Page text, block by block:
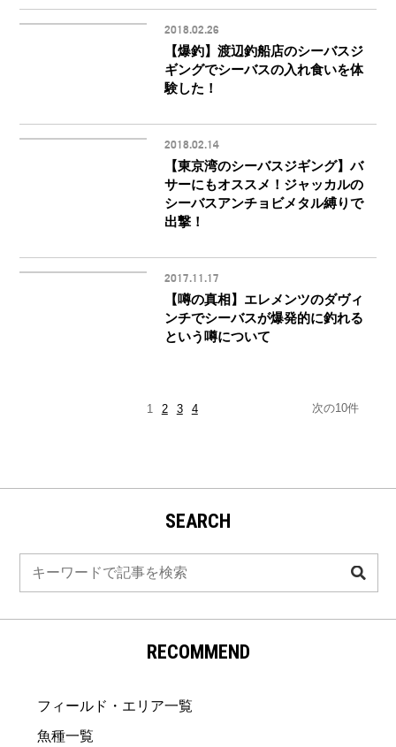
2018.02.26
【爆釣】渡辺釣船店のシーバスジ
ギングでシーバスの入れ食いを体
験した！
2018.02.14
【東京湾のシーバスジギング】バ
サーにもオススメ！ジャッカルの
シーバスアンチョビメタル縛りで
出撃！
2017.11.17
【噂の真相】エレメンツのダヴィ
ンチでシーバスが爆発的に釣れる
という噂について
1 2 3 4 次の10件
SEARCH
RECOMMEND
フィールド・エリア一覧
魚種一覧